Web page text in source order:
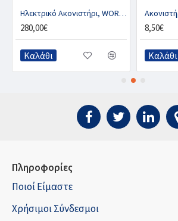
Ηλεκτρικό Ακονιστήρι, WORK SHARP KEN ONION EDITION
280,00€
Καλάθι
8,50€
Καλάθι
Πληροφορίες
Ποιοί Είμαστε
Χρήσιμοι Σύνδεσμοι